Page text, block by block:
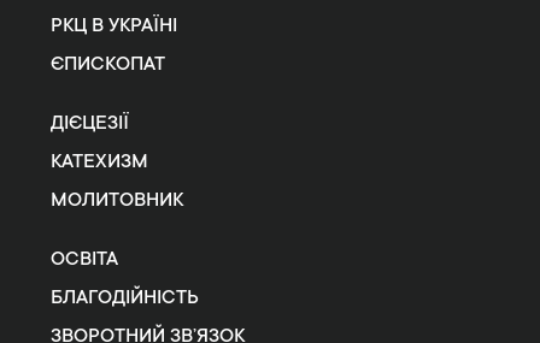
РКЦ В УКРАЇНІ
ЄПИСКОПАТ
ДІЄЦЕЗІЇ
КАТЕХИЗМ
МОЛИТОВНИК
ОСВІТА
БЛАГОДІЙНІСТЬ
ЗВОРОТНИЙ ЗВ’ЯЗОК